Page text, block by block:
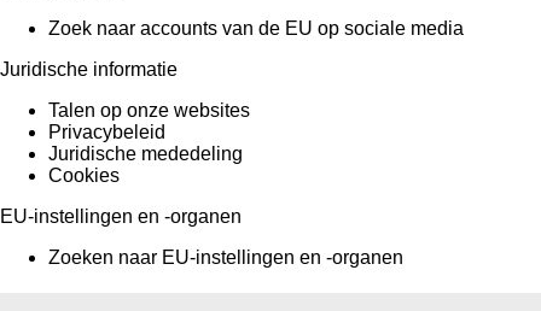
Zoek naar accounts van de EU op sociale media
Juridische informatie
Talen op onze websites
Privacybeleid
Juridische mededeling
Cookies
EU-instellingen en -organen
Zoeken naar EU-instellingen en -organen